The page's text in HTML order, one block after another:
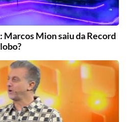
Marcos Mion saiu da Record